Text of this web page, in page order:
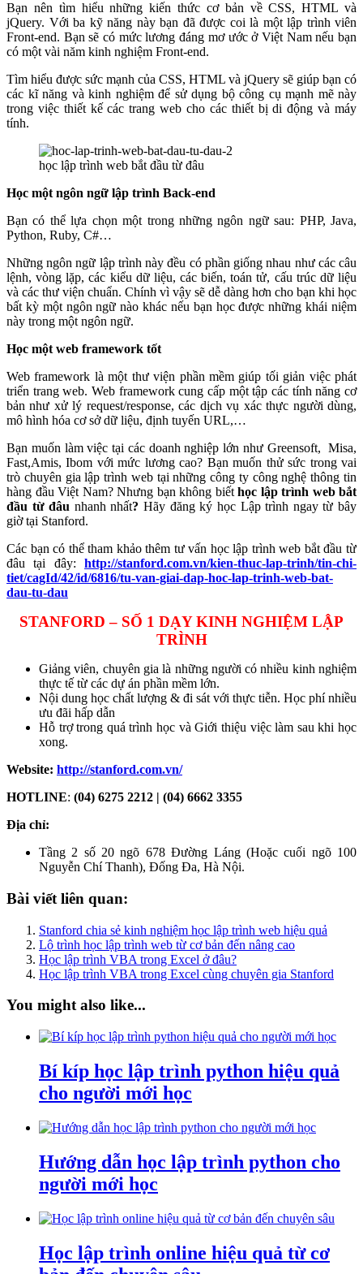
Bạn nên tìm hiểu những kiến thức cơ bản về CSS, HTML và
jQuery. Với ba kỹ năng này bạn đã được coi là một lập trình viên
Front-end. Bạn sẽ có mức lương đáng mơ ước ở Việt Nam nếu bạn
có một vài năm kinh nghiệm Front-end.
Tìm hiểu được sức mạnh của CSS, HTML và jQuery sẽ giúp bạn có
các kĩ năng và kinh nghiệm để sử dụng bộ công cụ mạnh mẽ này
trong việc thiết kế các trang web cho các thiết bị di động và máy
tính.
học lập trình web bắt đầu từ đâu
Học một ngôn ngữ lập trình Back-end
Bạn có thể lựa chọn một trong những ngôn ngữ sau: PHP, Java,
Python, Ruby, C#…
Những ngôn ngữ lập trình này đều có phần giống nhau như các câu
lệnh, vòng lặp, các kiểu dữ liệu, các biến, toán tử, cấu trúc dữ liệu
và các thư viện chuẩn. Chính vì vậy sẽ dễ dàng hơn cho bạn khi học
bất kỳ một ngôn ngữ nào khác nếu bạn học được những khái niệm
này trong một ngôn ngữ.
Học một web framework tốt
Web framework là một thư viện phần mềm giúp tối giản việc phát
triển trang web. Web framework cung cấp một tập các tính năng cơ
bản như xử lý request/response, các dịch vụ xác thực người dùng,
mô hình hóa cơ sở dữ liệu, định tuyến URL,…
Bạn muốn làm việc tại các doanh nghiệp lớn như Greensoft, Misa,
Fast,Amis, Ibom với mức lương cao? Bạn muốn thử sức trong vai
trò chuyên gia lập trình web tại những công ty công nghệ thông tin
hàng đầu Việt Nam? Nhưng bạn không biết học lập trình web bắt
đầu từ đâu nhanh nhất?Hãy đăng ký học Lập trình ngay từ bây
giờ tại Stanford.
Các bạn có thể tham khảo thêm tư vấn học lập trình web bắt đầu từ
đâu tại đây: http://stanford.com.vn/kien-thuc-lap-trinh/tin-chi-
tiet/cagId/42/id/6816/tu-van-giai-dap-hoc-lap-trinh-web-bat-
dau-tu-dau
STANFORD – SỐ 1 DẠY KINH NGHIỆM LẬP
TRÌNH
Giảng viên, chuyên gia là những người có nhiều kinh nghiệm
thực tế từ các dự án phần mềm lớn.
Nội dung học chất lượng & đi sát với thực tiễn. Học phí nhiều
ưu đãi hấp dẫn
Hỗ trợ trong quá trình học và Giới thiệu việc làm sau khi học
xong.
Website: http://stanford.com.vn/
HOTLINE: (04) 6275 2212 | (04) 6662 3355
Địa chỉ:
Tầng 2 số 20 ngõ 678 Đường Láng (Hoặc cuối ngõ 100
Nguyễn Chí Thanh), Đống Đa, Hà Nội.
Bài viết liên quan:
Stanford chia sẻ kinh nghiệm học lập trình web hiệu quả
Lộ trình học lập trình web từ cơ bản đến nâng cao
Học lập trình VBA trong Excel ở đâu?
Học lập trình VBA trong Excel cùng chuyên gia Stanford
You might also like...
Bí kíp học lập trình python hiệu quả
cho người mới học
Hướng dẫn học lập trình python cho
người mới học
Học lập trình online hiệu quả từ cơ